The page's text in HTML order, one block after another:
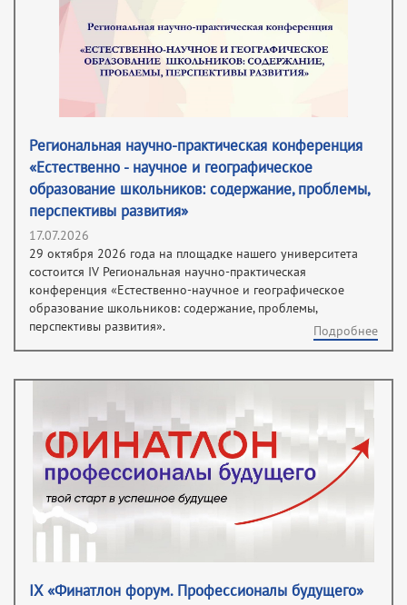
Региональная научно-практическая конференция
«Естественно - научное и географическое
образование школьников: содержание, проблемы,
перспективы развития»
17.07.2026
29 октября 2026 года на площадке нашего университета
состоится IV Региональная научно-практическая
конференция «Естественно-научное и географическое
образование школьников: содержание, проблемы,
перспективы развития».
Подробнее
IX «Финатлон форум. Профессионалы будущего»